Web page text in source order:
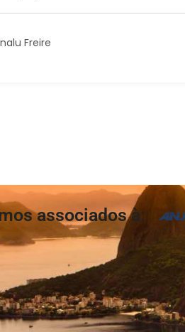
Freire
associados à: